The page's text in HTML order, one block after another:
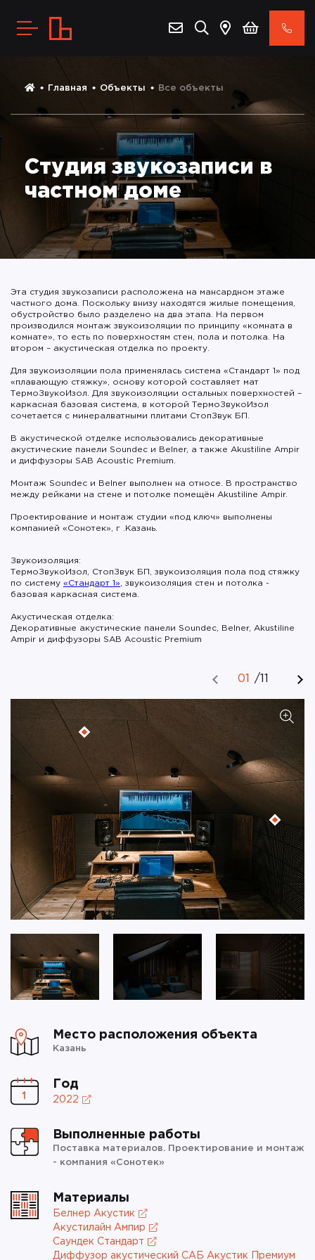
Главная Объекты Все объекты
Студия звукозаписи в
частном доме
Эта студия звукозаписи расположена на мансардном этаже
частного дома. Поскольку внизу находятся жилые помещения,
обустройство было разделено на два этапа. На первом
производился монтаж звукоизоляции по принципу «комната в
комнате», то есть по поверхностям стен, пола и потолка. На
втором – акустическая отделка по проекту.
Для звукоизоляции пола применялась система «Стандарт 1» под
«плавающую стяжку», основу которой составляет мат
ТермоЗвукоИзол. Для звукоизоляции остальных поверхностей –
каркасная базовая система, в которой ТермоЗвукоИзол
сочетается с минералватными плитами СтопЗвук БП.
В акустической отделке использовались декоративные
акустические панели Soundec и Belner, а также Akustiline Ampir
и диффузоры SAB Acoustic Premium.
Монтаж Soundec и Belner выполнен на относе. В пространство
между рейками на стене и потолке помещён Akustiline Ampir.
Проектирование и монтаж студии «под ключ» выполнены
компанией «Сонотек», г .Казань.
Звукоизоляция:
ТермоЗвукоИзол, СтопЗвук БП, звукоизоляция пола под стяжку
по систему «Стандарт 1» , звукоизоляция стен и потолка -
базовая каркасная система.
Акустическая отделка:
Декоративные акустические панели Soundec, Belner, Akustiline
Ampir и диффузоры SAB Acoustic Premium
01 /
Место расположения объекта
Казань
Год
2022
Выполненные работы
Поставка материалов. Проектирование и монтаж
- компания «Сонотек»
Материалы
Белнер Акустик
Акустилайн Ампир
Саундек Стандарт
Диффузор акустический САБ Акустик Премиум